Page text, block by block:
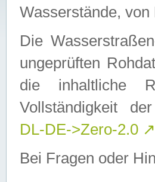
Wasserstände,
Die
ungeprüften
die inhaltliche
Vollständigkeit
DL-DE->Zero-2.0 ↗
Bei Fragen oder